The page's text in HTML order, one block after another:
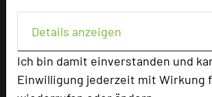
Details anzeigen
Ich bin damit einverstanden und
Einwilligung jederzeit mit Wirkung
Ausstellungsfläche
Zimmer
Doppelzimmer
Einzelzimmer